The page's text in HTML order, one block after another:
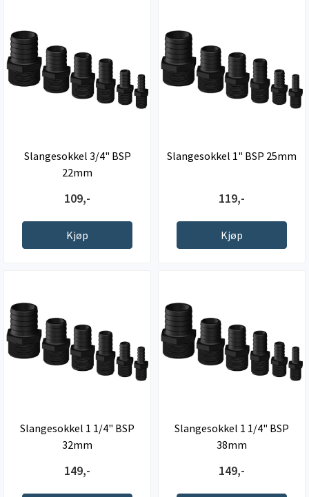
Slangesokkel 3/4" BSP
22mm
109,-
Kjøp
Slangesokkel 1" BSP 25mm
119,-
Kjøp
Slangesokkel 1 1/4" BSP
32mm
149,-
Slangesokkel 1 1/4" BSP
38mm
149,-